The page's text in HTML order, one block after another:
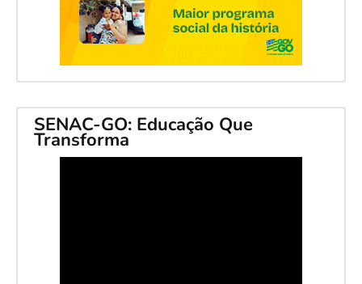
SENAC-GO: Educação Que
Transforma